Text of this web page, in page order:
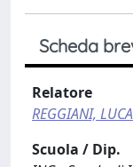
Scheda
Relatore
REGGIANI, LUCA
Scuola / Dip.